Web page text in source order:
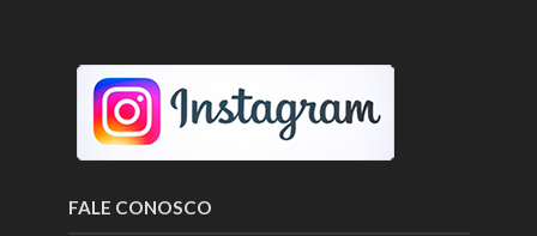
FALE CONOSCO